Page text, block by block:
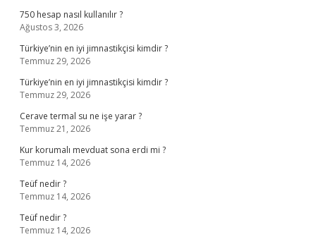
750 hesap nasıl kullanılır ?
Ağustos 3, 2026
Türkiye’nin en iyi jimnastikçisi kimdir ?
Temmuz 29, 2026
Türkiye’nin en iyi jimnastikçisi kimdir ?
Temmuz 29, 2026
Cerave termal su ne işe yarar ?
Temmuz 21, 2026
Kur korumalı mevduat sona erdi mi ?
Temmuz 14, 2026
Teüf nedir ?
Temmuz 14, 2026
Teüf nedir ?
Temmuz 14, 2026